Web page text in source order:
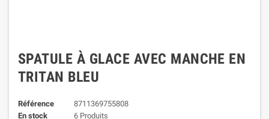
SPATULE À GLACE AVEC MANCHE EN
TRITAN BLEU
Référence
8711369755808
En stock
6 Produits